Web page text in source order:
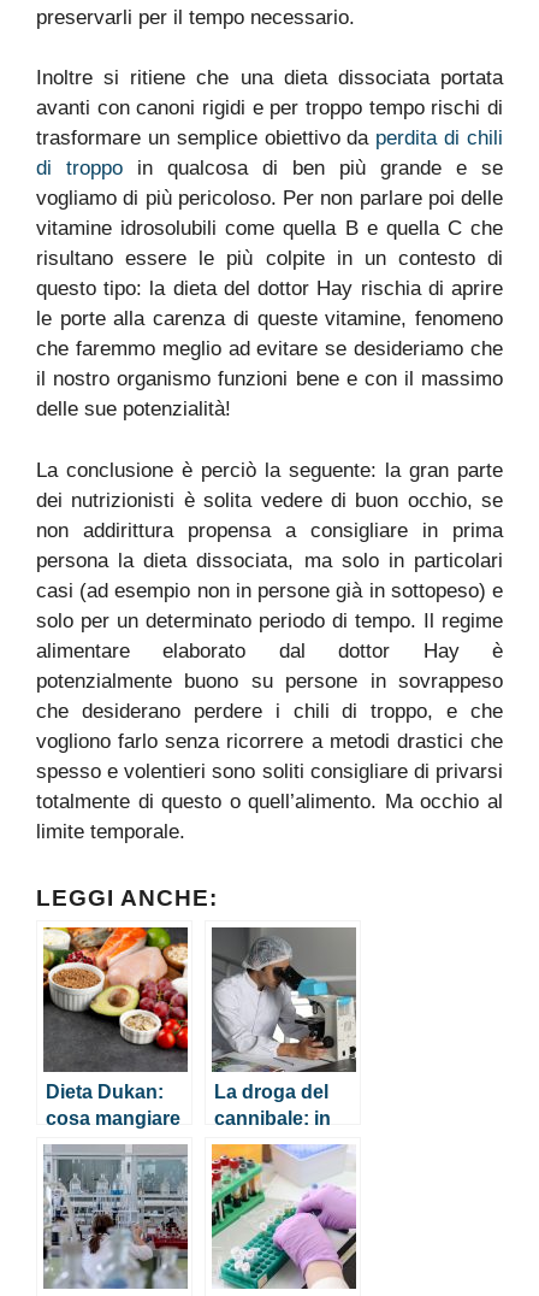
preservarli per il tempo necessario.
Inoltre si ritiene che una dieta dissociata portata
avanti con canoni rigidi e per troppo tempo rischi di
trasformare un semplice obiettivo da perdita di chili
di troppo in qualcosa di ben più grande e se
vogliamo di più pericoloso. Per non parlare poi delle
vitamine idrosolubili come quella B e quella C che
risultano essere le più colpite in un contesto di
questo tipo: la dieta del dottor Hay rischia di aprire
le porte alla carenza di queste vitamine, fenomeno
che faremmo meglio ad evitare se desideriamo che
il nostro organismo funzioni bene e con il massimo
delle sue potenzialità!
La conclusione è perciò la seguente: la gran parte
dei nutrizionisti è solita vedere di buon occhio, se
non addirittura propensa a consigliare in prima
persona la dieta dissociata, ma solo in particolari
casi (ad esempio non in persone già in sottopeso) e
solo per un determinato periodo di tempo. Il regime
alimentare elaborato dal dottor Hay è
potenzialmente buono su persone in sovrappeso
che desiderano perdere i chili di troppo, e che
vogliono farlo senza ricorrere a metodi drastici che
spesso e volentieri sono soliti consigliare di privarsi
totalmente di questo o quell’alimento. Ma occhio al
limite temporale.
LEGGI ANCHE:
Dieta Dukan:
cosa mangiare
nella fase di
attacco?
La droga del
cannibale: in
cosa consiste e
cosa
comporta?